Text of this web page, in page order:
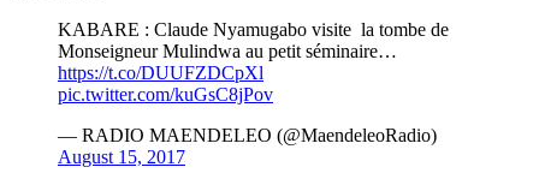
KABARE : Claude Nyamugabo visite la tombe de
Monseigneur Mulindwa au petit séminaire…
https://t.co/DUUFZDCpXl
pic.twitter.com/kuGsC8jPov
— RADIO MAENDELEO (@MaendeleoRadio)
August 15, 2017